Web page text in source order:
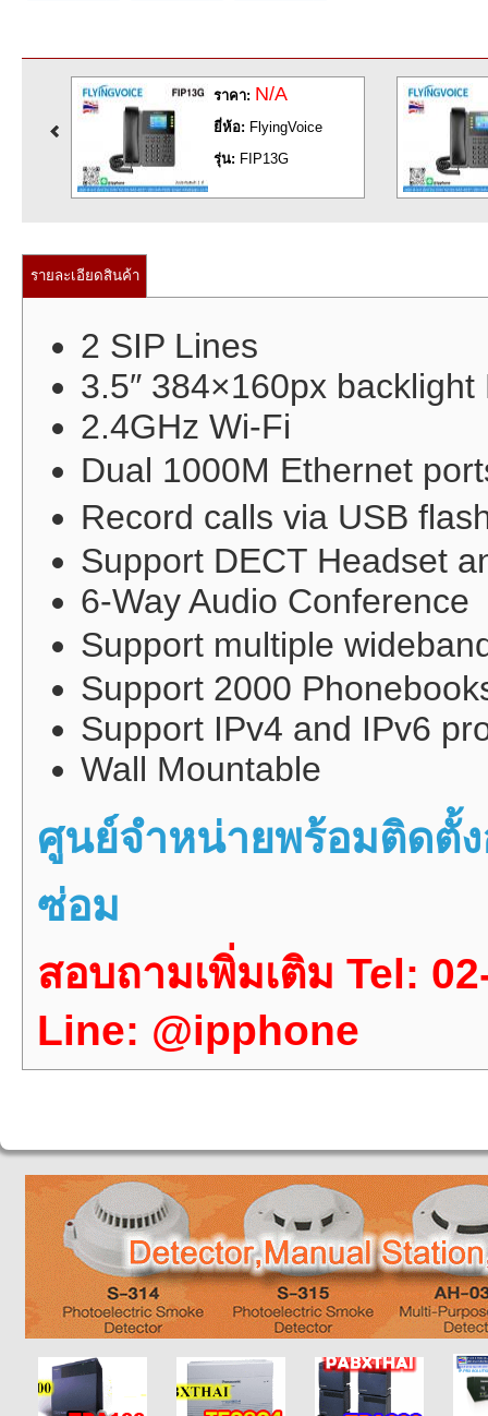
ราคา: N/A
ยี่ห้อ: FlyingVoice
รุ่น: FIP13G
รายละเอียดสินค้า
2 SIP Lines
3.5″ 384×160px
2.4GHz Wi-Fi
Dual 1000M Ethernet
Record calls via USB
Support DECT Headset
6-Way Audio Conference
Support multiple
Support 2000
Support IPv4 and IPv6
Wall Mountable
ศูนย์จำหน่ายพร้อมติดตั้
ซ่อม
สอบถามเพิ่มเติม Tel:
Line: @ipphone